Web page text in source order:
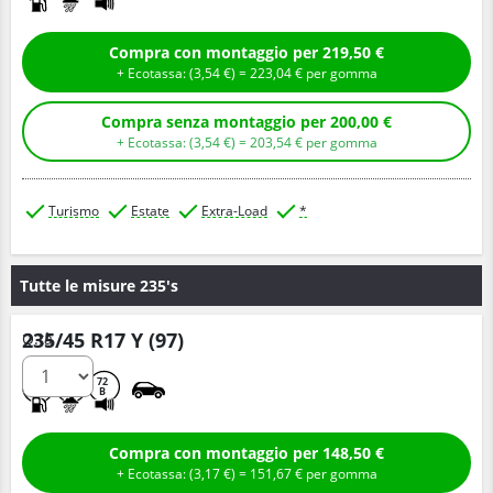
Compra con montaggio per 219,50 €
+ Ecotassa: (3,54€ ) =223,04€ per gomma
Compra senza montaggio per 200,00 €
+ Ecotassa: (3,54€ ) =203,54€ per gomma
Turismo Estate Extra-Load *
Tutte le misure 235's
235/45 R17 Y (97)
72
B
Q.tà
Compra con montaggio per 148,50 €
+ Ecotassa: (3,17€ ) = 151,67€ per gomma